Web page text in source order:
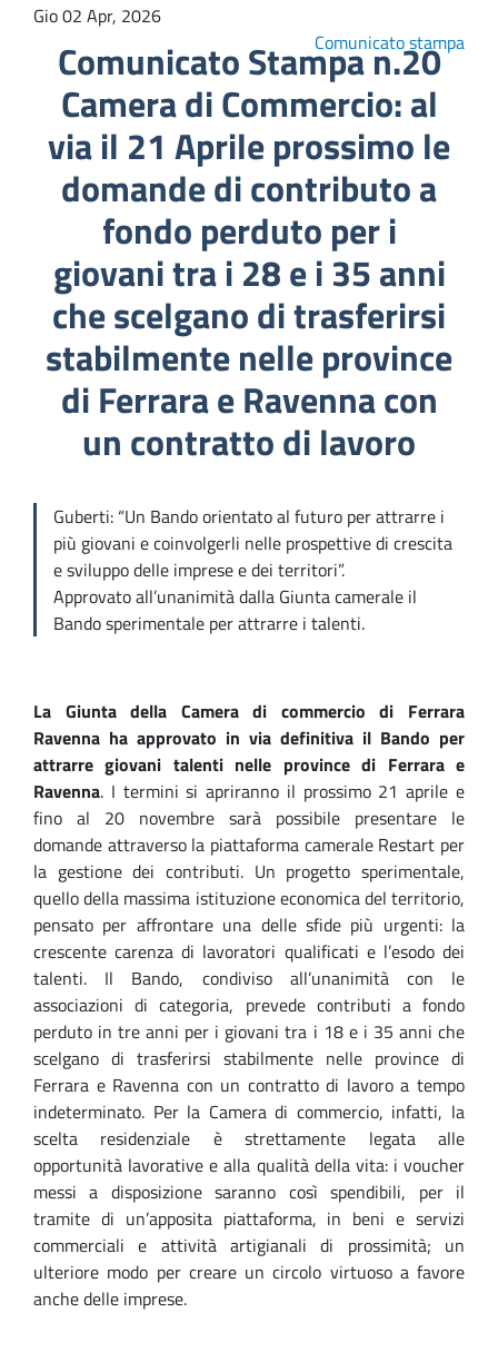
Gio 02 Apr, 2026
Comunicato Stampa n.20
Camera di Commercio: al
via il 21 Aprile prossimo le
domande di contributo a
fondo perduto per i
giovani tra i 28 e i 35 anni
che scelgano di trasferirsi
stabilmente nelle province
di Ferrara e Ravenna con
un contratto di lavoro
Comunicato stampa
Guberti: “Un Bando orientato al futuro per attrarre i
più giovani e coinvolgerli nelle prospettive di crescita
e sviluppo delle imprese e dei territori”.
Approvato all’unanimità dalla Giunta camerale il
Bando sperimentale per attrarre i talenti.
La Giunta della Camera di commercio di Ferrara
Ravenna ha approvato in via definitiva il Bando per
attrarre giovani talenti nelle provincedi Ferrara e
Ravenna. I termini si apriranno il prossimo 21 aprile e
fino al 20 novembre sarà possibile presentare le
domande attraverso la piattaforma camerale Restart per
la gestione dei contributi. Un progetto sperimentale,
quello della massima istituzione economica del territorio,
pensato per affrontare una delle sfide più urgenti: la
crescente carenza di lavoratori qualificati e l’esodo dei
talenti. Il Bando, condiviso all’unanimità con le
associazioni di categoria, prevede contributi a fondo
perduto in tre anni per i giovani tra i 18 e i 35 anni che
scelgano di trasferirsi stabilmente nelle province di
Ferrara e Ravenna con un contratto di lavoro a tempo
indeterminato. Per la Camera di commercio, infatti, la
scelta residenziale èstrettamente legata alle
opportunità lavorative e alla qualità della vita: i voucher
messi a disposizione saranno così spendibili, per il
tramite di un’apposita piattaforma, in beni e servizi
commerciali e attività artigianali di prossimità; un
ulteriore modo per creare un circolo virtuoso a favore
anche delle imprese.